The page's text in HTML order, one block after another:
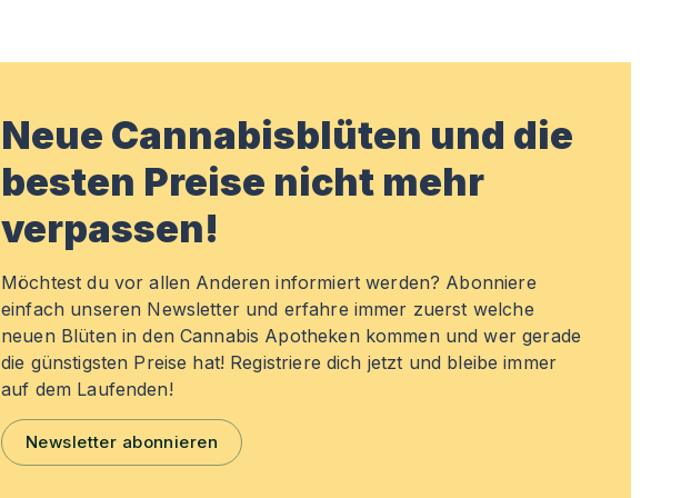
Neue Cannabisblüten und die
besten Preise nicht mehr
verpassen!
Möchtest du vor allen Anderen informiert werden? Abonniere
einfach unseren Newsletter und erfahre immer zuerst welche
neuen Blüten in den Cannabis Apotheken kommen und wer gerade
die günstigsten Preise hat! Registriere dich jetzt und bleibe immer
auf dem Laufenden!
Newsletter abonnieren